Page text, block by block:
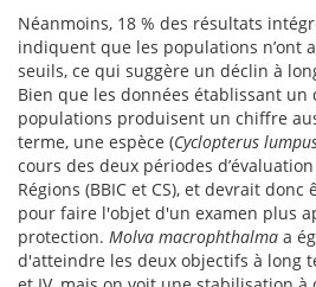
Néanmoins, 18 % des résultats
indiquent que les populations n’ont
seuils, ce qui suggère un déclin à
Bien que les données établissant un
populations produisent un chiffre
terme, une espèce (Cyclopterus
cours des deux périodes
Régions (BBIC et CS), et devrait
pour faire l'objet d'un examen plus
protection. Molva macrophthalma a
d'atteindre les deux objectifs à long